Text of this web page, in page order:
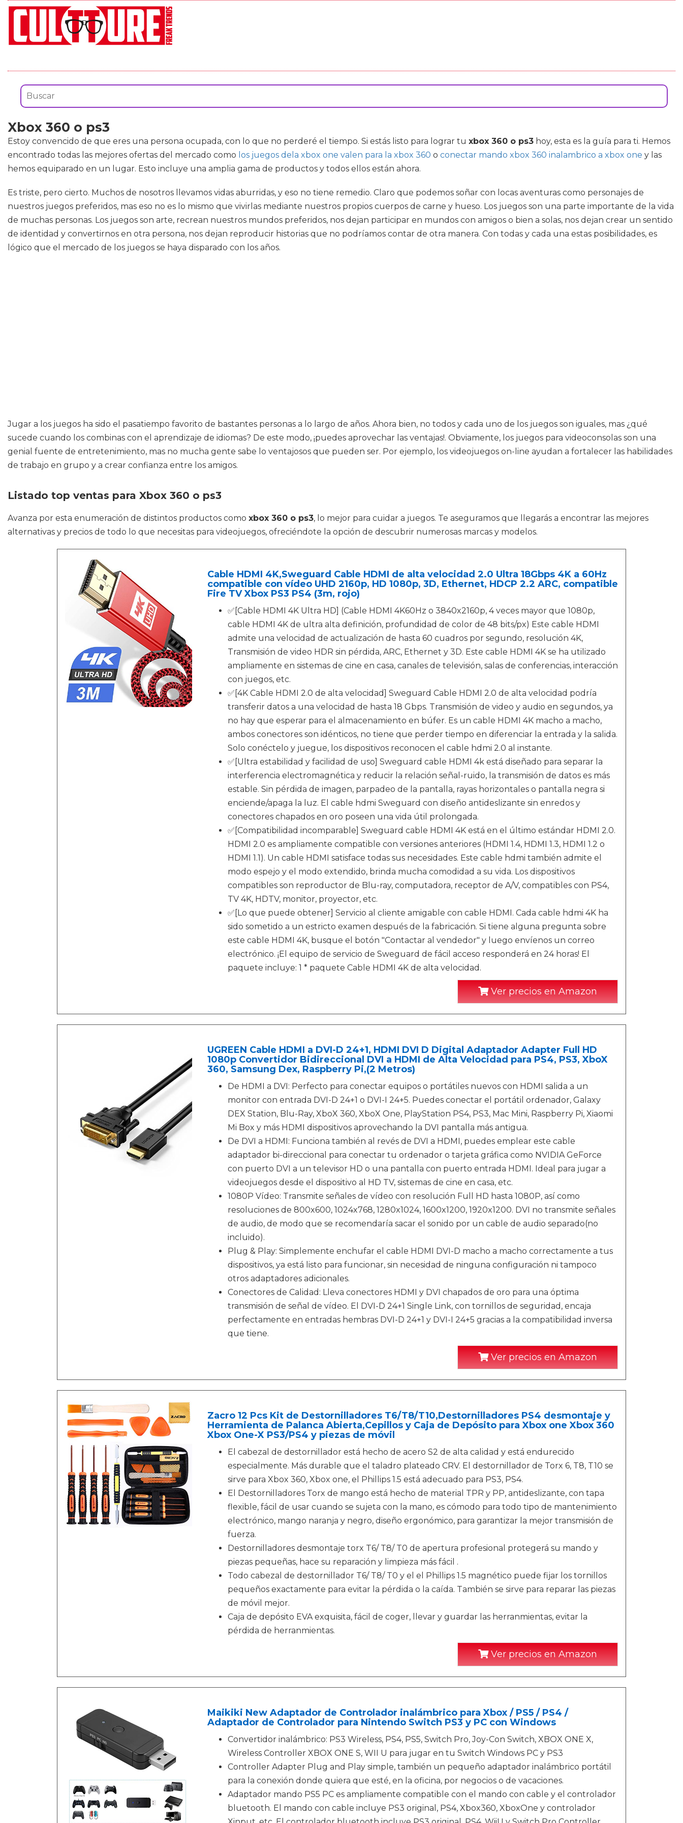
Xbox 360 o ps3
Estoy convencido de que eres una persona ocupada, con lo que no perderé el tiempo. Si estás listo para lograr tu xbox 360 o ps3 hoy, esta es la guía para ti. Hemos
encontrado todas las mejores ofertas del mercado como los juegos dela xbox one valen para la xbox 360 o conectar mando xbox 360 inalambrico a xbox one y las
hemos equiparado en un lugar. Esto incluye una amplia gama de productos y todos ellos están ahora.
Es triste, pero cierto. Muchos de nosotros llevamos vidas aburridas, y eso no tiene remedio. Claro que podemos soñar con locas aventuras como personajes de
nuestros juegos preferidos, mas eso no es lo mismo que vivirlas mediante nuestros propios cuerpos de carne y hueso. Los juegos son una parte importante de la vida
de muchas personas. Los juegos son arte, recrean nuestros mundos preferidos, nos dejan participar en mundos con amigos o bien a solas, nos dejan crear un sentido
de identidad y convertirnos en otra persona, nos dejan reproducir historias que no podríamos contar de otra manera. Con todas y cada una estas posibilidades, es
lógico que el mercado de los juegos se haya disparado con los años.
Jugar a los juegos ha sido el pasatiempo favorito de bastantes personas a lo largo de años. Ahora bien, no todos y cada uno de los juegos son iguales, mas ¿qué
sucede cuando los combinas con el aprendizaje de idiomas? De este modo, ¡puedes aprovechar las ventajas!. Obviamente, los juegos para videoconsolas son una
genial fuente de entretenimiento, mas no mucha gente sabe lo ventajosos que pueden ser. Por ejemplo, los videojuegos on-line ayudan a fortalecer las habilidades
de trabajo en grupo y a crear confianza entre los amigos.
Listado top ventas para Xbox 360 o ps3
Avanza por esta enumeración de distintos productos como xbox 360 o ps3, lo mejor para cuidar a juegos. Te aseguramos que llegarás a encontrar las mejores
alternativas y precios de todo lo que necesitas para videojuegos, ofreciéndote la opción de descubrir numerosas marcas y modelos.
Cable HDMI 4K,Sweguard Cable HDMI de alta velocidad 2.0 Ultra 18Gbps 4K a 60Hz
compatible con vídeo UHD 2160p, HD 1080p, 3D, Ethernet, HDCP 2.2 ARC, compatible
Fire TV Xbox PS3 PS4 (3m, rojo)
✅[Cable HDMI 4K Ultra HD] (Cable HDMI 4K60Hz o 3840x2160p, 4 veces mayor que 1080p,
cable HDMI 4K de ultra alta definición, profundidad de color de 48 bits/px) Este cable HDMI
admite una velocidad de actualización de hasta 60 cuadros por segundo, resolución 4K,
Transmisión de video HDR sin pérdida, ARC, Ethernet y 3D. Este cable HDMI 4K se ha utilizado
ampliamente en sistemas de cine en casa, canales de televisión, salas de conferencias, interacción
con juegos, etc.
✅[4K Cable HDMI 2.0 de alta velocidad] Sweguard Cable HDMI 2.0 de alta velocidad podría
transferir datos a una velocidad de hasta 18 Gbps. Transmisión de video y audio en segundos, ya
no hay que esperar para el almacenamiento en búfer. Es un cable HDMI 4K macho a macho,
ambos conectores son idénticos, no tiene que perder tiempo en diferenciar la entrada y la salida.
Solo conéctelo y juegue, los dispositivos reconocen el cable hdmi 2.0 al instante.
✅[Ultra estabilidad y facilidad de uso] Sweguard cable HDMI 4k está diseñado para separar la
interferencia electromagnética y reducir la relación señal-ruido, la transmisión de datos es más
estable. Sin pérdida de imagen, parpadeo de la pantalla, rayas horizontales o pantalla negra si
enciende/apaga la luz. El cable hdmi Sweguard con diseño antideslizante sin enredos y
conectores chapados en oro poseen una vida útil prolongada.
✅[Compatibilidad incomparable] Sweguard cable HDMI 4K está en el último estándar HDMI 2.0.
HDMI 2.0 es ampliamente compatible con versiones anteriores (HDMI 1.4, HDMI 1.3, HDMI 1.2 o
HDMI 1.1). Un cable HDMI satisface todas sus necesidades. Este cable hdmi también admite el
modo espejo y el modo extendido, brinda mucha comodidad a su vida. Los dispositivos
compatibles son reproductor de Blu-ray, computadora, receptor de A/V, compatibles con PS4,
TV 4K, HDTV, monitor, proyector, etc.
✅[Lo que puede obtener] Servicio al cliente amigable con cable HDMI. Cada cable hdmi 4K ha
sido sometido a un estricto examen después de la fabricación. Si tiene alguna pregunta sobre
este cable HDMI 4K, busque el botón "Contactar al vendedor" y luego envíenos un correo
electrónico. ¡El equipo de servicio de Sweguard de fácil acceso responderá en 24 horas! El
paquete incluye: 1 * paquete Cable HDMI 4K de alta velocidad.
Ver precios en Amazon
UGREEN Cable HDMI a DVI-D 24+1, HDMI DVI D Digital Adaptador Adapter Full HD
1080p Convertidor Bidireccional DVI a HDMI de Alta Velocidad para PS4, PS3, XboX
360, Samsung Dex, Raspberry Pi,(2 Metros)
De HDMI a DVI: Perfecto para conectar equipos o portátiles nuevos con HDMI salida a un
monitor con entrada DVI-D 24+1 o DVI-I 24+5. Puedes conectar el portátil ordenador, Galaxy
DEX Station, Blu-Ray, XboX 360, XboX One, PlayStation PS4, PS3, Mac Mini, Raspberry Pi, Xiaomi
Mi Box y más HDMI dispositivos aprovechando la DVI pantalla más antigua.
De DVI a HDMI: Funciona también al revés de DVI a HDMI, puedes emplear este cable
adaptador bi-direccional para conectar tu ordenador o tarjeta gráfica como NVIDIA GeForce
con puerto DVI a un televisor HD o una pantalla con puerto entrada HDMI. Ideal para jugar a
videojuegos desde el dispositivo al HD TV, sistemas de cine en casa, etc.
1080P Vídeo: Transmite señales de vídeo con resolución Full HD hasta 1080P, así como
resoluciones de 800x600, 1024x768, 1280x1024, 1600x1200, 1920x1200. DVI no transmite señales
de audio, de modo que se recomendaría sacar el sonido por un cable de audio separado(no
incluido).
Plug & Play: Simplemente enchufar el cable HDMI DVI-D macho a macho correctamente a tus
dispositivos, ya está listo para funcionar, sin necesidad de ninguna configuración ni tampoco
otros adaptadores adicionales.
Conectores de Calidad: Lleva conectores HDMI y DVI chapados de oro para una óptima
transmisión de señal de vídeo. El DVI-D 24+1 Single Link, con tornillos de seguridad, encaja
perfectamente en entradas hembras DVI-D 24+1 y DVI-I 24+5 gracias a la compatibilidad inversa
que tiene.
Ver precios en Amazon
Zacro 12 Pcs Kit de Destornilladores T6/T8/T10,Destornilladores PS4 desmontaje y
Herramienta de Palanca Abierta,Cepillos y Caja de Depósito para Xbox one Xbox 360
Xbox One-X PS3/PS4 y piezas de móvil
El cabezal de destornillador está hecho de acero S2 de alta calidad y está endurecido
especialmente. Más durable que el taladro plateado CRV. El destornillador de Torx 6, T8, T10 se
sirve para Xbox 360, Xbox one, el Phillips 1.5 está adecuado para PS3, PS4.
El Destornilladores Torx de mango está hecho de material TPR y PP, antideslizante, con tapa
flexible, fácil de usar cuando se sujeta con la mano, es cómodo para todo tipo de mantenimiento
electrónico, mango naranja y negro, diseño ergonómico, para garantizar la mejor transmisión de
fuerza.
Destornilladores desmontaje torx T6/ T8/ T0 de apertura profesional protegerá su mando y
piezas pequeñas, hace su reparación y limpieza más fácil .
Todo cabezal de destornillador T6/ T8/ T0 y el el Phillips 1.5 magnético puede fijar los tornillos
pequeños exactamente para evitar la pérdida o la caída. También se sirve para reparar las piezas
de móvil mejor.
Caja de depósito EVA exquisita, fácil de coger, llevar y guardar las herranmientas, evitar la
pérdida de herranmientas.
Ver precios en Amazon
Maikiki New Adaptador de Controlador inalámbrico para Xbox / PS5 / PS4 /
Adaptador de Controlador para Nintendo Switch PS3 y PC con Windows
Convertidor inalámbrico: PS3 Wireless, PS4, PS5, Switch Pro, Joy-Con Switch, XBOX ONE X,
Wireless Controller XBOX ONE S, WII U para jugar en tu Switch Windows PC y PS3
Controller Adapter Plug and Play simple, también un pequeño adaptador inalámbrico portátil
para la conexión donde quiera que esté, en la oficina, por negocios o de vacaciones.
Adaptador mando PS5 PC es ampliamente compatible con el mando con cable y el controlador
bluetooth. El mando con cable incluye PS3 original, PS4, Xbox360, XboxOne y controlador